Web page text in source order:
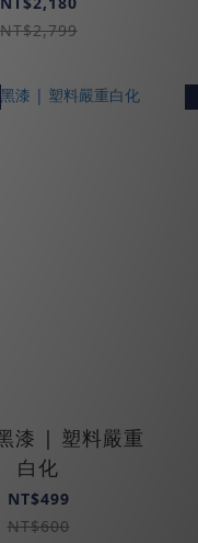
NT$2,799
漆 | 塑料嚴重
白化
NT$499
NT$600